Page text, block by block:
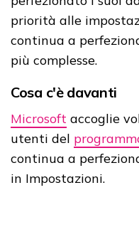
priorità alle
continua a
più complesse.
Cosa c'è davanti
Microsoft accoglie
utenti del
continua a
in Impostazioni.